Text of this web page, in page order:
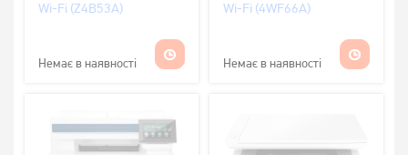
Wi-Fi (Z4B53A)
Немає в наявності
Wi-Fi (4WF66A)
Немає в наявності